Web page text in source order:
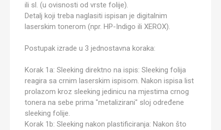
ili sl. (u ovisnosti od vrste folije).
Detalj koji treba naglasiti ispisan je digitalnim
laserskim tonerom (npr. HP-Indigo ili XEROX).
Postupak izrade u 3 jednostavna koraka:
Korak 1a: Sleeking direktno na ispis: Sleeking folija
reagira sa crnim laserskim ispisom. Nakon ispisa list
prolazom kroz sleeking jedinicu na mjestima crnog
tonera na sebe prima "metalizirani" sloj određene
sleeking folije.
Korak 1b: Sleeking nakon plastificiranja: Nakon što